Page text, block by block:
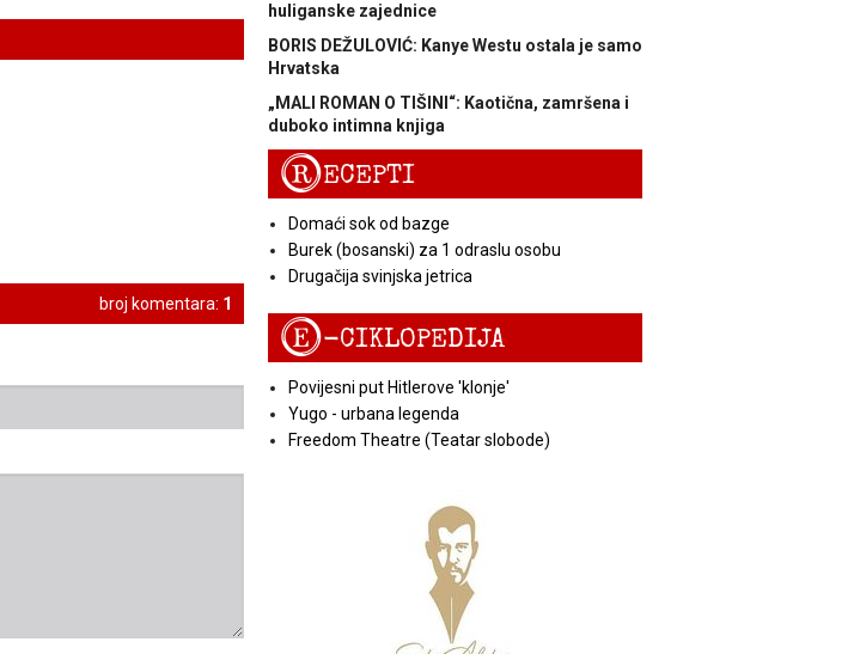
broj komentara: 1
huliganske zajednice
BORIS DEŽULOVIĆ: Kanye Westu ostala je samo
Hrvatska
„MALI ROMAN O TIŠINI“: Kaotična, zamršena i
duboko intimna knjiga
RECEPTI
Domaći sok od bazge
Burek (bosanski) za 1 odraslu osobu
Drugačija svinjska jetrica
E-CIKLOPEDIJA
Povijesni put Hitlerove 'klonje'
Yugo - urbana legenda
Freedom Theatre (Teatar slobode)